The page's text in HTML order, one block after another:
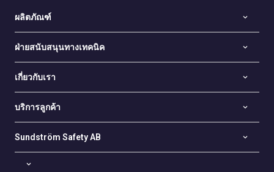
ผลิตภัณฑ์
ฝ่ายสนับสนุนทางเทคนิค
เกี่ยวกับเรา
บริการลูกค้า
Sundström Safety AB